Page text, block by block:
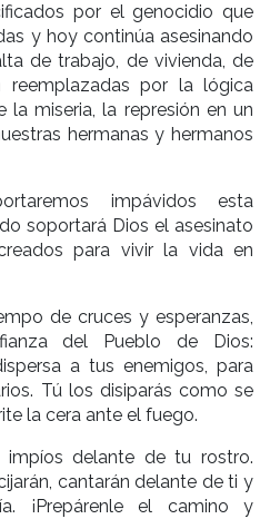
por el genocidio que
y hoy continúa asesinando
de trabajo, de vivienda, de
por la lógica
la miseria, la represión en un
hermanas y hermanos
impávidos esta
soportará Dios el asesinato
para vivir la vida en
de cruces y esperanzas,
del Pueblo de Dios:
a tus enemigos, para
Tú los disiparás como se
la cera ante el fuego.
impíos delante de tu rostro.
cantarán delante de ti y
¡Prepárenle el camino y